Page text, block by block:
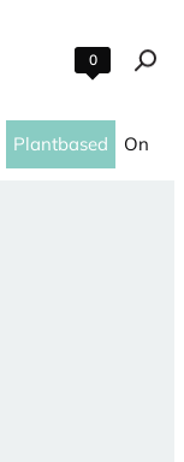
0
Plantbased On